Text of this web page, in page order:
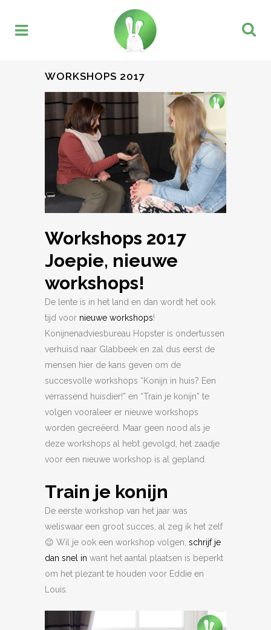
WORKSHOPS 2017
Workshops 2017
Joepie, nieuwe
workshops!
De lente is in het land en dan wordt het ook
tijd voor nieuwe workshops!
Konijnenadviesbureau Hopster is ondertussen
verhuisd naar Glabbeek en zal dus eerst de
mensen hier de kans geven om de
succesvolle workshops “Konijn in huis? Een
verrassend huisdier!” en “Train je konijn” te
volgen vooraleer er nieuwe workshops
worden gecreëerd. Maar geen nood als je
deze workshops al hebt gevolgd, het zaadje
voor een nieuwe workshop is al gepland.
Train je konijn
De eerste workshop van het jaar was
weliswaar een groot succes, al zeg ik het zelf
😉 Wil je ook een workshop volgen, schrijf je
dan snel in want het aantal plaatsen is beperkt
om het plezant te houden voor Eddie en
Louis.